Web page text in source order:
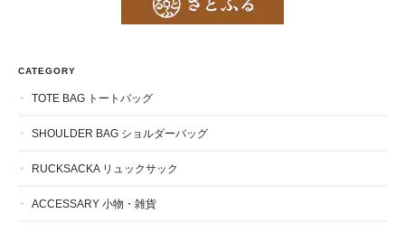
CATEGORY
TOTE BAG トートバッグ
SHOULDER BAG ショルダーバッグ
RUCKSACKA リュックサック
ACCESSARY 小物・雑貨